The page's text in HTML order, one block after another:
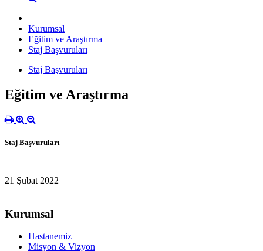
Kurumsal
Eğitim ve Araştırma
Staj Başvuruları
Staj Başvuruları
Eğitim ve Araştırma
Staj Başvuruları
21 Şubat 2022
Kurumsal
Hastanemiz
Misyon & Vizyon